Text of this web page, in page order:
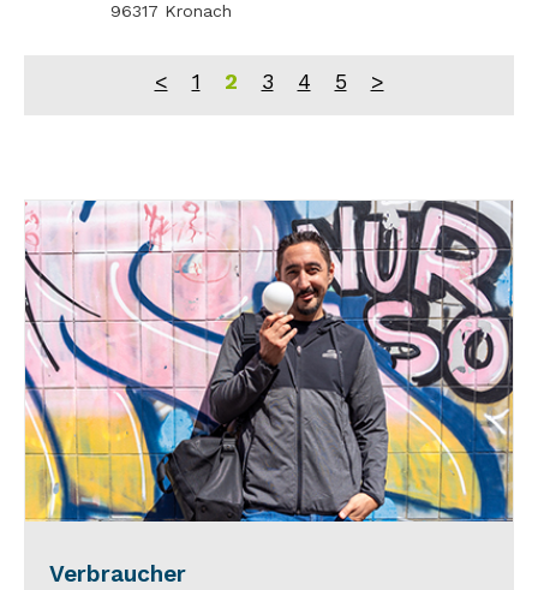
96317 Kronach
< 1 2 3 4 5 >
Verbraucher